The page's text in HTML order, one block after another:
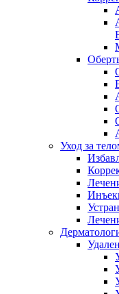
Уход за